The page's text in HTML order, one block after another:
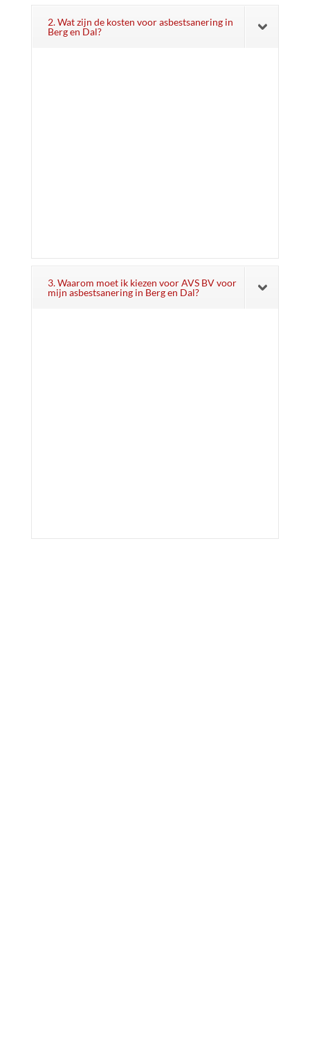
2. Wat zijn de kosten voor asbestsanering in
Berg en Dal?
3. Waarom moet ik kiezen voor AVS BV voor
mijn asbestsanering in Berg en Dal?